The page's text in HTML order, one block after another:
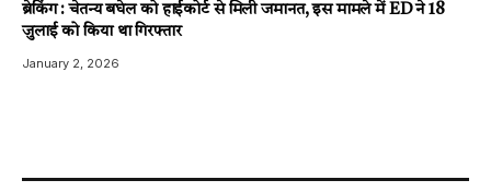
ब्रेकिंग : चेतन्य बघेल को हाईकोर्ट से मिली जमानत, इस मामले में ED ने 18
जुलाई को किया था गिरफ्तार
January 2, 2026